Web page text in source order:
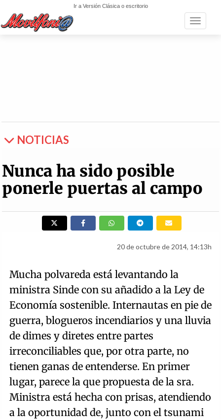
Ir a Versión Clásica o escritorio
Toggle
NOTICIAS
Nunca ha sido posible
ponerle puertas al campo
20 de octubre de 2014, 14:13h
Mucha polvareda está levantando la
ministra Sinde con su añadido a la Ley de
Economía sostenible. Internautas en pie de
guerra, blogueros incendiarios y una lluvia
de dimes y diretes entre partes
irreconciliables que, por otra parte, no
tienen ganas de entenderse. En primer
lugar, parece la que propuesta de la sra.
Ministra está hecha con prisas, atendiendo
a la oportunidad de, junto con el tsunami